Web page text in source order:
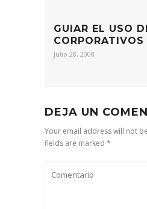
GUIAR EL USO
CORPORATIVOS
Julio 28, 2008
DEJA UN
Your email address will not
fields are marked *